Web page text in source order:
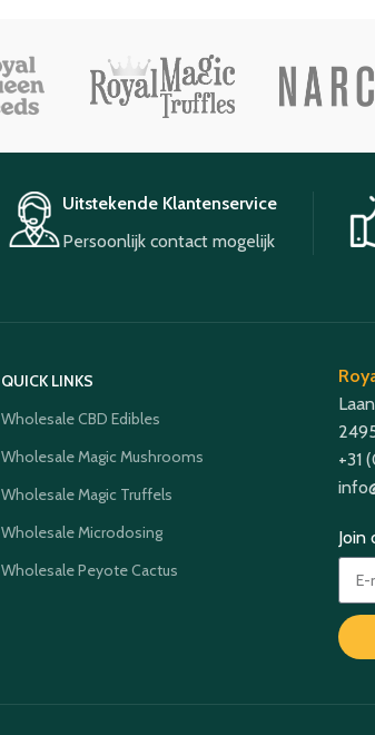
Uitstekende Klantenservice
Persoonlijk contact mogelijk
QUICK LINKS
Wholesale CBD Edibles
Wholesale Magic Mushrooms
Wholesale Magic Truffels
Wholesale Microdosing
Wholesale Peyote Cactus
+31
Join